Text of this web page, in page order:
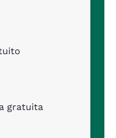
gratuita